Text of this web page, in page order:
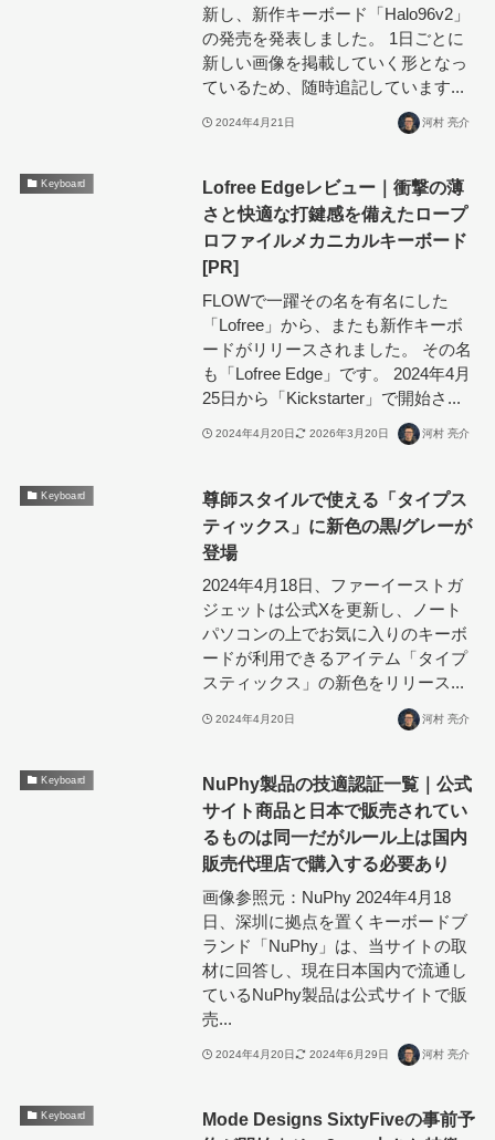
新し、新作キーボード「Halo96v2」
の発売を発表しました。 1日ごとに
新しい画像を掲載していく形となっ
ているため、随時追記しています...
2024年4月21日 河村 亮介
Keyboard
Lofree Edgeレビュー｜衝撃の薄
さと快適な打鍵感を備えたロープ
ロファイルメカニカルキーボード
[PR]
FLOWで一躍その名を有名にした
「Lofree」から、またも新作キーボ
ードがリリースされました。 その名
も「Lofree Edge」です。 2024年4月
25日から「Kickstarter」で開始さ...
2024年4月20日 2026年3月20日 河村 亮介
Keyboard
尊師スタイルで使える「タイプス
ティックス」に新色の黒/グレーが
登場
2024年4月18日、ファーイーストガ
ジェットは公式Xを更新し、ノート
パソコンの上でお気に入りのキーボ
ードが利用できるアイテム「タイプ
スティックス」の新色をリリース...
2024年4月20日 河村 亮介
Keyboard
NuPhy製品の技適認証一覧｜公式
サイト商品と日本で販売されてい
るものは同一だがルール上は国内
販売代理店で購入する必要あり
画像参照元：NuPhy 2024年4月18
日、深圳に拠点を置くキーボードブ
ランド「NuPhy」は、当サイトの取
材に回答し、現在日本国内で流通し
ているNuPhy製品は公式サイトで販
売...
2024年4月20日 2024年6月29日 河村 亮介
Keyboard
Mode Designs SixtyFiveの事前予